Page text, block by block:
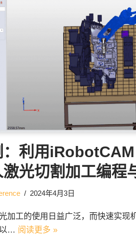
：利用
光切割加工编程
2024年4月3日
加工的使用日益广泛，而快速实现
… 阅读更多 »